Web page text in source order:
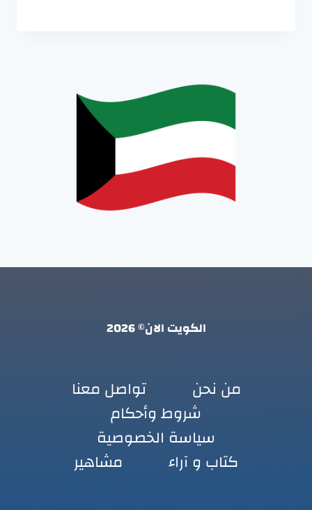
الكويت الان© 2026
من نحن
تواصل معنا
شروط وأحكام
سياسة الخصوصية
كتاب و آراء
مشاهير